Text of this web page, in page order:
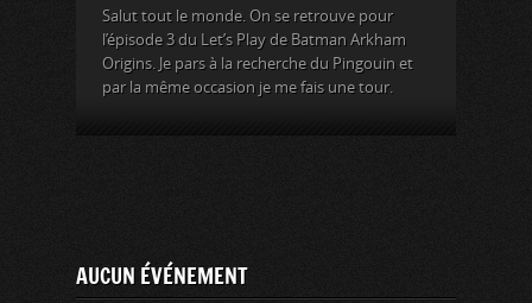
Salut tout le monde. On se retrouve pour
l’épisode 3 du Let’s Play de Batman Arkham
Origins. Je pars à la recherche du Pingouin et
par la même occasion je me fais une tour.
AUCUN ÉVÉNEMENT